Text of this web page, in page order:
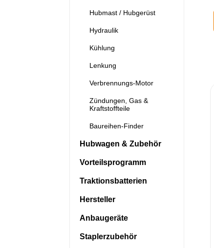
Hubmast / Hubgerüst
Hydraulik
Kühlung
Lenkung
Verbrennungs-Motor
Zündungen, Gas &
Kraftstoffteile
Baureihen-Finder
Hubwagen & Zubehör
Vorteilsprogramm
Traktionsbatterien
Hersteller
Anbaugeräte
Staplerzubehör